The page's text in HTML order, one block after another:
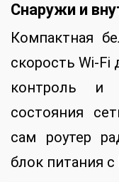
Снаружи и
Компактная
скорость Wi-Fi
контроль и
состояния
сам роутер
блок питания